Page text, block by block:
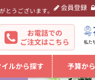
とうございます。 会員登録
お電話での
ご注文はこちら
ルから探す 予算か